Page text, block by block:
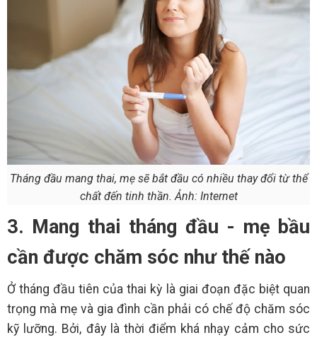
Tháng đầu mang thai, mẹ sẽ bắt đầu có nhiều thay đổi từ thể
chất đến tinh thần. Ảnh: Internet
3. Mang thai tháng đầu - mẹ bầu
cần được chăm sóc như thế nào
Ở tháng đầu tiên của thai kỳ là giai đoạn đặc biệt quan
trọng mà mẹ và gia đình cần phải có chế độ chăm sóc
kỹ lưỡng. Bởi, đây là thời điểm khá nhạy cảm cho sức